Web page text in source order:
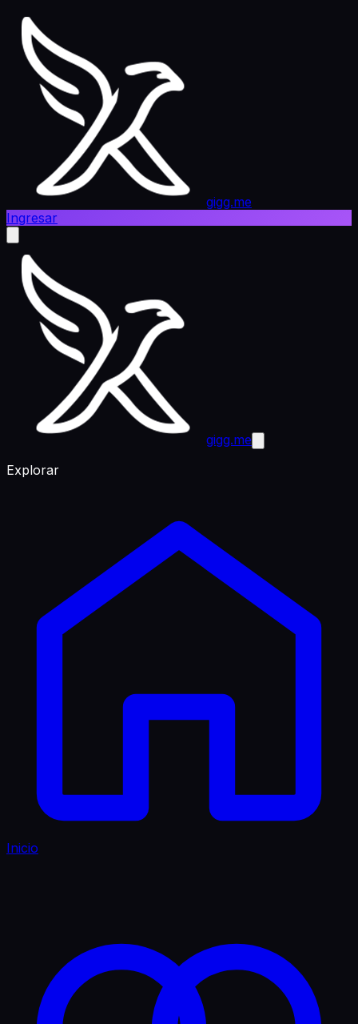
gigg.me
Ingresar
gigg.me
Explorar
Inicio